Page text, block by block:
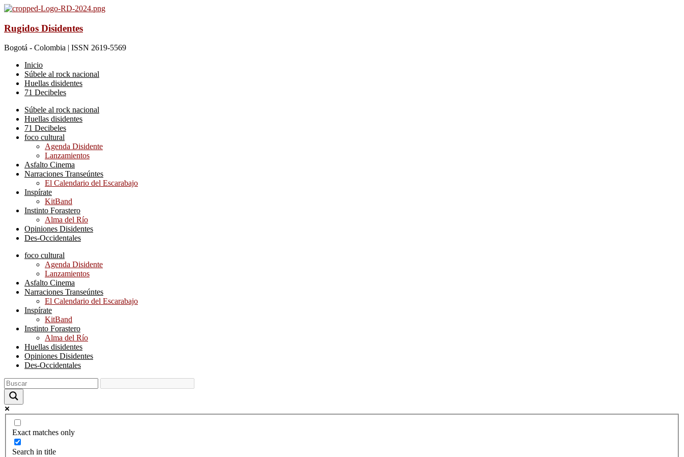
Rugidos Disidentes
Bogotá - Colombia | ISSN 2619-5569
Inicio
Súbele al rock nacional
Huellas disidentes
71 Decibeles
Súbele al rock nacional
Huellas disidentes
71 Decibeles
foco cultural
Agenda Disidente
Lanzamientos
Asfalto Cinema
Narraciones Transeúntes
El Calendario del Escarabajo
Inspírate
KitBand
Instinto Forastero
Alma del Río
Opiniones Disidentes
Des-Occidentales
foco cultural
Agenda Disidente
Lanzamientos
Asfalto Cinema
Narraciones Transeúntes
El Calendario del Escarabajo
Inspírate
KitBand
Instinto Forastero
Alma del Río
Huellas disidentes
Opiniones Disidentes
Des-Occidentales
Exact matches only
Search in title